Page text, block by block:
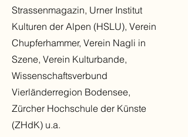
Strassenmagazin, Urner Institut
Kulturen der Alpen (HSLU), Verein
Chupferhammer, Verein Nagli in
Szene, Verein Kulturbande,
Wissenschaftsverbund
Vierländerregion Bodensee,
Zürcher Hochschule der Künste
(ZHdK) u.a.